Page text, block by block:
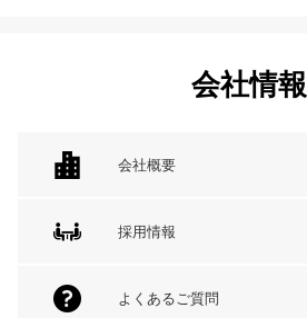
会社情報
会社概要
採用情報
よくあるご質問